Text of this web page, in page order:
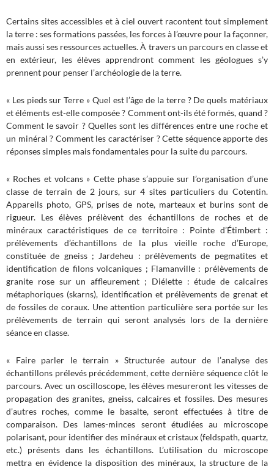
Certains sites accessibles et à ciel ouvert racontent tout simplement
la terre : ses formations passées, les forces à l’œuvre pour la façonner,
mais aussi ses ressources actuelles. À travers un parcours en classe et
en extérieur, les élèves apprendront comment les géologues s’y
prennent pour penser l’archéologie de la terre.
« Les pieds sur Terre » Quel est l’âge de la terre ? De quels matériaux
et éléments est-elle composée ? Comment ont-ils été formés, quand ?
Comment le savoir ? Quelles sont les différences entre une roche et
un minéral ? Comment les caractériser ? Cette séquence apporte des
réponses simples mais fondamentales pour la suite du parcours.
« Roches et volcans » Cette phase s’appuie sur l’organisation d’une
classe de terrain de 2 jours, sur 4 sites particuliers du Cotentin.
Appareils photo, GPS, prises de note, marteaux et burins sont de
rigueur. Les élèves prélèvent des échantillons de roches et de
minéraux caractéristiques de ce territoire : Pointe d’Étimbert :
prélèvements d’échantillons de la plus vieille roche d’Europe,
constituée de gneiss ; Jardeheu : prélèvements de pegmatites et
identification de filons volcaniques ; Flamanville : prélèvements de
granite rose sur un affleurement ; Diélette : étude de calcaires
métaphoriques (skarns), identification et prélèvements de grenat et
de fossiles de coraux. Une attention particulière sera portée sur les
prélèvements de terrain qui seront analysés lors de la dernière
séance en classe.
« Faire parler le terrain » Structurée autour de l’analyse des
échantillons prélevés précédemment, cette dernière séquence clôt le
parcours. Avec un oscilloscope, les élèves mesureront les vitesses de
propagation des granites, gneiss, calcaires et fossiles. Des mesures
d’autres roches, comme le basalte, seront effectuées à titre de
comparaison. Des lames-minces seront étudiées au microscope
polarisant, pour identifier des minéraux et cristaux (feldspath, quartz,
etc.) présents dans les échantillons. L’utilisation du microscope
mettra en évidence la disposition des minéraux, la structure de la